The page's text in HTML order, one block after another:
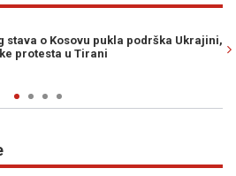
CIK BiH RASPISAO OGLAS KOJI SVE
novčana naknada za rad na